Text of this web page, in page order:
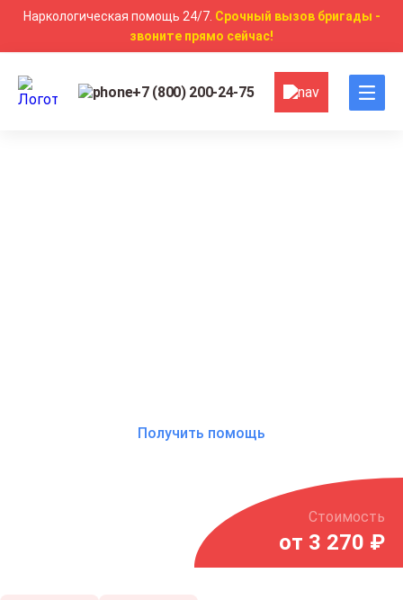
Наркологическая помощь 24/7. Срочный вызов бригады -
звоните прямо сейчас!
+7 (800) 200-24-75
Получить помощь
Стоимость
от 3 270 ₽